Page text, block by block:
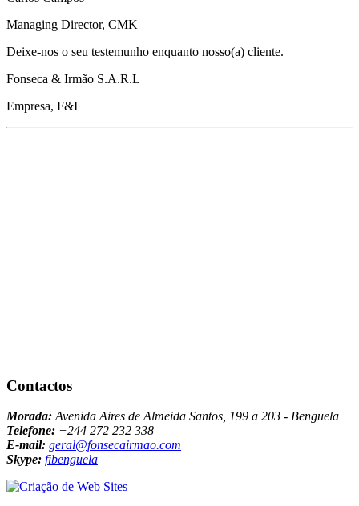
Managing Director, CMK
Deixe-nos o seu testemunho enquanto nosso(a) cliente.
Fonseca & Irmão S.A.R.L
Empresa, F&I
Contactos
Morada: Avenida Aires de Almeida Santos, 199 a 203 - Benguela
Telefone: +244 272 232 338
E-mail: geral@fonsecairmao.com
Skype: fibenguela